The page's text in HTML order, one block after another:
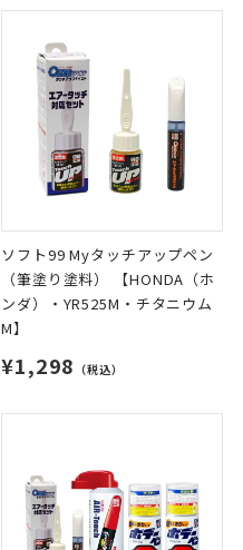
ソフト99 Myタッチアップペン
（筆塗り塗料） 【HONDA（ホ
ンダ）・YR525M・チタニウム
M】
¥1,298 （税込）